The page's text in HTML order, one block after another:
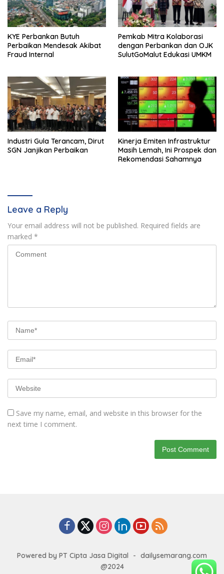
KYE Perbankan Butuh
Perbaikan Mendesak Akibat
Fraud Internal
Pemkab Mitra Kolaborasi
dengan Perbankan dan OJK
SulutGoMalut Edukasi UMKM
Industri Gula Terancam, Dirut
SGN Janjikan Perbaikan
Kinerja Emiten Infrastruktur
Masih Lemah, Ini Prospek dan
Rekomendasi Sahamnya
Leave a Reply
Your email address will not be published. Required fields are
marked *
Save my name, email, and website in this browser for the
next time I comment.
Powered by PT Cipta Jasa Digital - dailysemarang.com
@2024